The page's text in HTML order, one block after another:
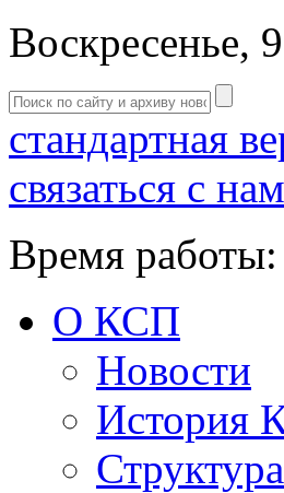
Воскресенье,
стандартная
связаться с
Время
О КСП
Новости
История